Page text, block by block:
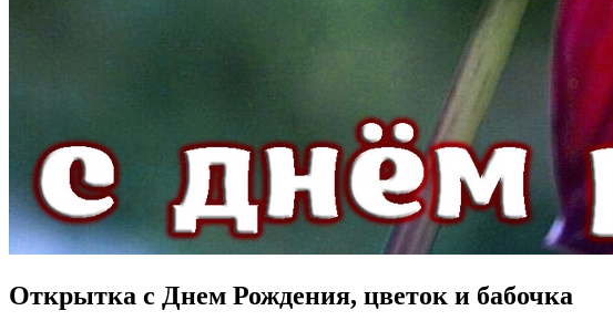
Открытка с Днем Рождения, цветок и бабочка